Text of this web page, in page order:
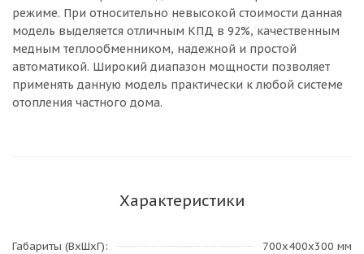
режиме. При относительно невысокой стоимости данная
модель выделяется отличным КПД в 92%, качественным
медным теплообменником, надежной и простой
автоматикой. Широкий диапазон мощности позволяет
применять данную модель практически к любой системе
отопления частного дома.
Характеристики
Габариты (ВхШхГ)
700х400х300 мм